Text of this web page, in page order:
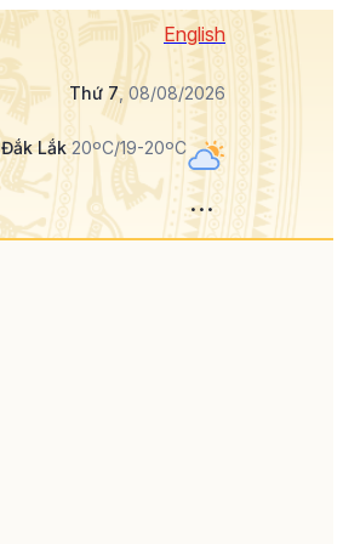
English
Thứ 7, 08/08/2026
Đắk Lắk20ºC/19-20ºC